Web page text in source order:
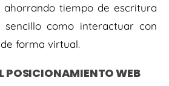
ahorrando tiempo de escritura
como interactuar con
forma virtual.
POSICIONAMIENTO WEB